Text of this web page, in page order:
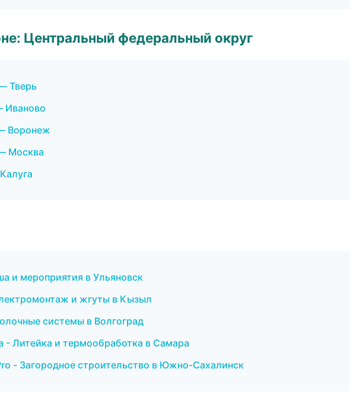
Центральный федеральный округ
Тверь
Иваново
Воронеж
Москва
и мероприятия в Ульяновск
и жгуты в Кызыл
системы в Волгоград
Литейка и термообработка в Самара
- Загородное строительство в Южно-Сахалинск